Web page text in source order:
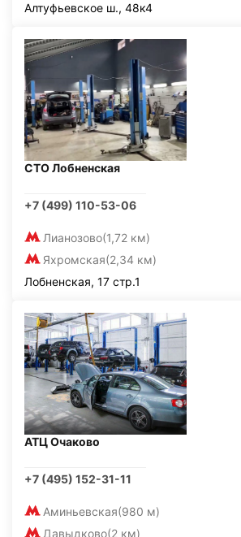
Алтуфьевское ш., 48к4
СТО Лобненская
+7 (499) 110-53-06
Лианозово(1,72 км)
Яхромская(2,34 км)
Лобненская, 17 стр.1
АТЦ Очаково
+7 (495) 152-31-11
Аминьевская(980 м)
Давыдково(2 км)